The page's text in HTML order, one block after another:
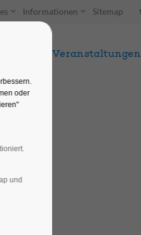
Informationen Sitemap
Veranstaltungen
oder
und